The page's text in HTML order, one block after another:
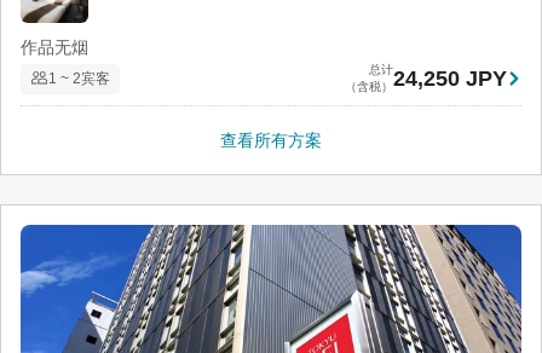
作品无烟
1 ~ 2宾客
总计
（含税） 24,250 JPY
查看所有方案